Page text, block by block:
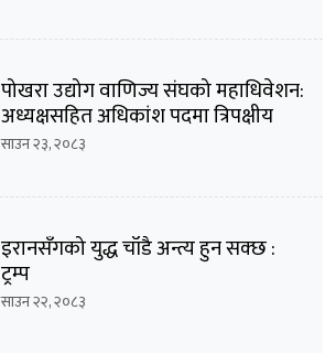
पोखरा उद्योग वाणिज्य संघको महाधिवेशन:
अध्यक्षसहित अधिकांश पदमा त्रिपक्षीय
भिडन्तको सम्भावना
साउन २३, २०८३
इरानसँगको युद्ध चाँडै अन्त्य हुन सक्छ :
ट्रम्प
साउन २२, २०८३